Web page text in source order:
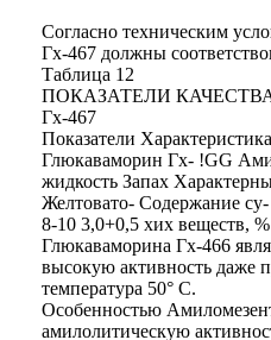
Согласно техническим
Гх-467 должны
Таблица 12
ПОКАЗАТЕЛИ
Гх-467
Показатели
Глюкаваморин Гх- !GG
жидкость Запах
Желтовато- Содержание
8-10 3,0+0,5 хих веществ,
Глюкаваморина Гх-466
высокую активность даже
температура 50° С.
Особенностью
амилолитическую